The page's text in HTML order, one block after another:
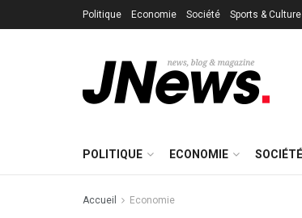
Politique Economie Société Sports & Culture
POLITIQUE ECONOMIE SOCIÉTÉ
Accueil Economie